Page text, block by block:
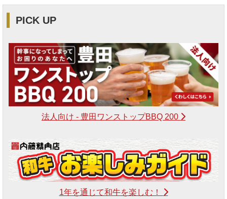
PICK UP
法人向け - 豊田ワンストップBBQ 200
1年を通じて和牛を楽しむ！